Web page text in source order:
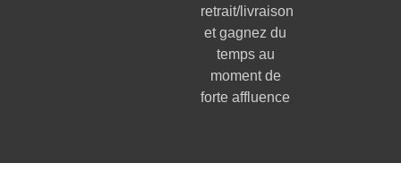
retrait/livraison
et gagnez du
temps au
moment de
forte affluence